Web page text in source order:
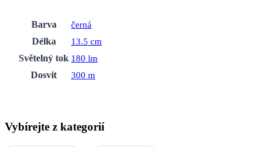
Barva
černá
Délka
13.5 cm
Světelný tok 180 lm
Dosvit
300 m
Vybírejte z kategorií